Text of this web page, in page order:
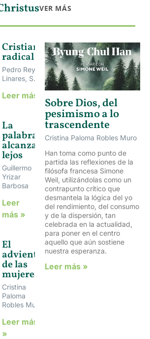
VER MÁS
Cristianismo
radical
Pedro Reyes
Linares, S.J.
Leer más »
La
palabra
alcanza
lejos
Guillermo
Yrizar
Barbosa
Leer
más »
El
adviento
de las
mujeres
Cristina
Paloma
Robles Muro
Leer más
»
Sobre Dios, del
pesimismo a lo
trascendente
Cristina Paloma Robles Muro
Han toma como punto de
partida las reflexiones de la
filósofa francesa Simone
Weil, utilizándolas como un
contrapunto crítico que
desmantela la lógica del yo
del rendimiento, del consumo
y de la dispersión, tan
celebrada en la actualidad,
para poner en el centro
aquello que aún sostiene
nuestra esperanza.
Leer más »